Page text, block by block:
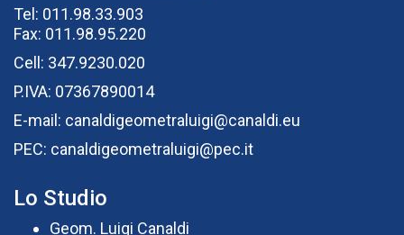
Tel: 011.98.33.903
Fax: 011.98.95.220
Cell: 347.9230.020
P.IVA: 07367890014
E-mail: canaldigeometraluigi@canaldi.eu
PEC: canaldigeometraluigi@pec.it
Lo Studio
Geom. Luigi Canaldi